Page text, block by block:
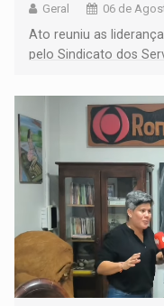
Geral 06 de
Ato reuniu as
pelo Sindicato dos